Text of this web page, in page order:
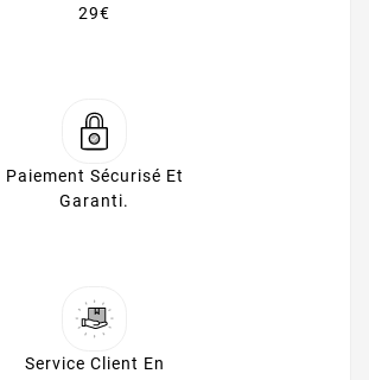
29€
Paiement Sécurisé Et
Garanti.
Service Client En